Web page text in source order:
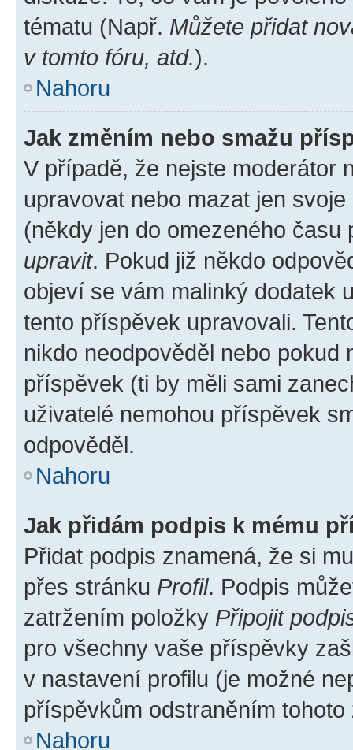
tématu (Např. Můžete přidat
v tomto fóru, atd.).
Nahoru
Jak změním nebo smažu
V případě, že nejste moderátor
upravovat nebo mazat jen
(někdy jen do omezeného
upravit. Pokud již někdo
objeví se vám malinký dodatek
tento příspěvek upravovali.
nikdo neodpověděl nebo pokud
příspěvek (ti by měli sami
uživatelé nemohou příspěvek
odpověděl.
Nahoru
Jak přidám podpis k mému
Přidat podpis znamená, že si
přes stránku Profil. Podpis
zatržením položky Připojit
pro všechny vaše příspěvky
v nastavení profilu (je možné
příspěvkům odstraněním
Nahoru